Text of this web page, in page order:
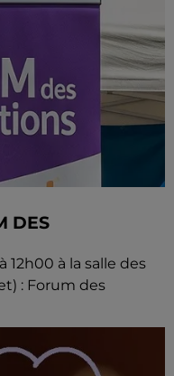
DES
à la salle des
: Forum des